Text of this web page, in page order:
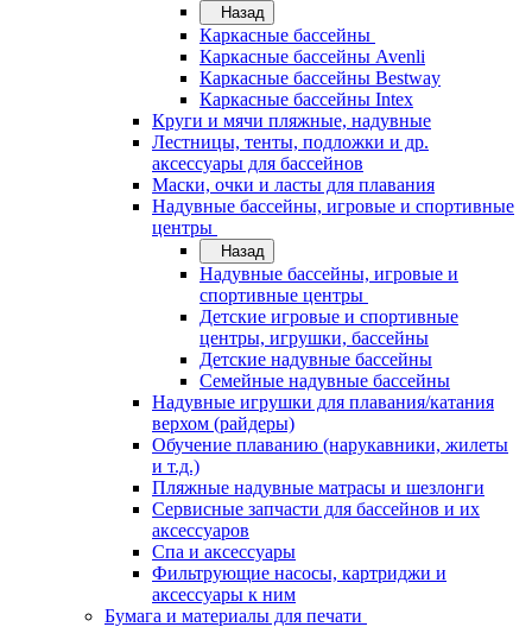
Назад
Каркасные бассейны
Каркасные бассейны Avenli
Каркасные бассейны Bestway
Каркасные бассейны Intex
Круги и мячи пляжные, надувные
Лестницы, тенты, подложки и др.
аксессуары для бассейнов
Маски, очки и ласты для плавания
Надувные бассейны, игровые и спортивные
центры
Назад
Надувные бассейны, игровые и
спортивные центры
Детские игровые и спортивные
центры, игрушки, бассейны
Детские надувные бассейны
Семейные надувные бассейны
Надувные игрушки для плавания/катания
верхом (райдеры)
Обучение плаванию (нарукавники, жилеты
и т.д.)
Пляжные надувные матрасы и шезлонги
Сервисные запчасти для бассейнов и их
аксессуаров
Спа и аксессуары
Фильтрующие насосы, картриджи и
аксессуары к ним
Бумага и материалы для печати